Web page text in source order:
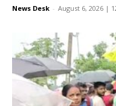
News Desk - August 6, 2026 |